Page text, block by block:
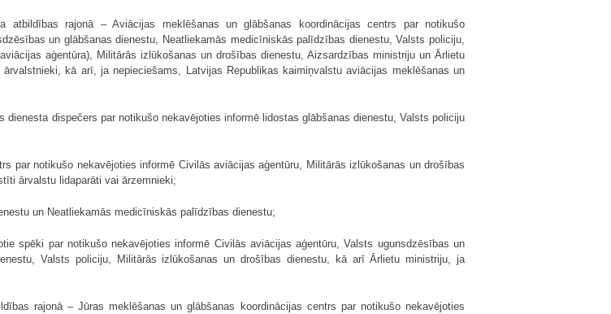
atbildības rajonā – Aviācijas meklēšanas un glābšanas koordinācijas centrs par notikušo
un glābšanas dienestu, Neatliekamās medicīniskās palīdzības dienestu, Valsts policiju,
aģentūra), Militārās izlūkošanas un drošības dienestu, Aizsardzības ministriju un Ārlietu
kā arī, ja nepieciešams, Latvijas Republikas kaimiņvalstu aviācijas meklēšanas un
dispečers par notikušo nekavējoties informē lidostas glābšanas dienestu, Valsts policiju
par notikušo nekavējoties informē Civilās aviācijas aģentūru, Militārās izlūkošanas un drošības
ārvalstu lidaparāti vai ārzemnieki;
un Neatliekamās medicīniskās palīdzības dienestu;
spēki par notikušo nekavējoties informē Civilās aviācijas aģentūru, Valsts ugunsdzēsības un
Valsts policiju, Militārās izlūkošanas un drošības dienestu, kā arī Ārlietu ministriju, ja
rajonā – Jūras meklēšanas un glābšanas koordinācijas centrs par notikušo nekavējoties